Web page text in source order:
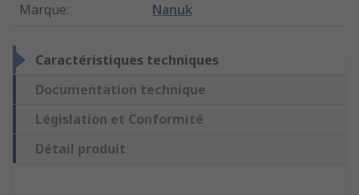
Marque: Nanuk
Caractéristiques techniques
Documentation technique
Législation et Conformité
Détail produit